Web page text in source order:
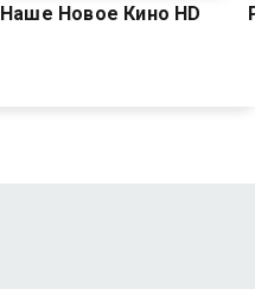
Наше Новое Кино HD